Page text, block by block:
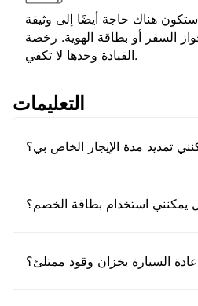
ستكون هناك حاجة أيضًا إلى وثيقة
السفر أو بطاقة الهوية. رخصة
القيادة وحدها لا تكفي.
التعليمات
تمديد مدة الإيجار الخاص بي؟
يمكنني استخدام بطاقة الخصم؟
السيارة بخزان وقود ممتلئ؟